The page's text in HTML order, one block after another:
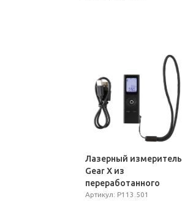
Лазерный измеритель
Gear X из
переработанного
алюминия RCS, 30 м
Артикул: P113.501